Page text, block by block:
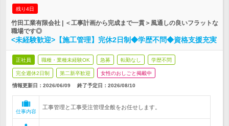
残り4日
竹田工業有限会社 | ＜工事計画から完成まで一貫＞風通しの良いフラットな
職場です◎
<未経験歓迎>【施工管理】完休2日制◆学歴不問◆資格支援充実
正社員 職種・業種未経験OK 急募 転勤なし 学歴不問
完全週休2日制 第二新卒歓迎 女性のおしごと掲載中
情報更新日：2026/06/09 終了予定日： 2026/08/10
仕事内容
工事管理と工事受注管理全般をお任せします。